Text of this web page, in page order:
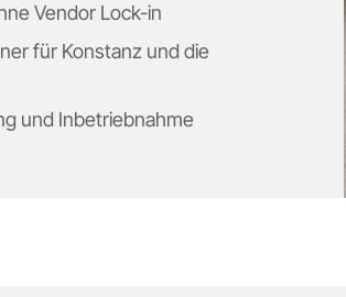
Vendor Lock-in
für Konstanz und die
und Inbetriebnahme